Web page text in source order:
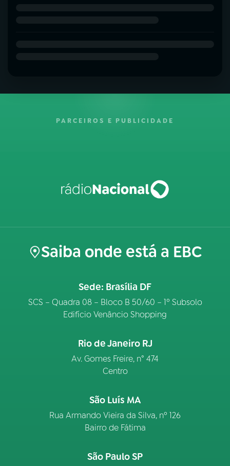
PARCEIROS E PUBLICIDADE
Saiba onde está a EBC
Sede: Brasília DF
SCS – Quadra 08 – Bloco B 50/60 – 1º Subsolo
Edifício Venâncio Shopping
Rio de Janeiro RJ
Av. Gomes Freire, n° 474
Centro
São Luís MA
Rua Armando Vieira da Silva, nº 126
Bairro de Fátima
São Paulo SP